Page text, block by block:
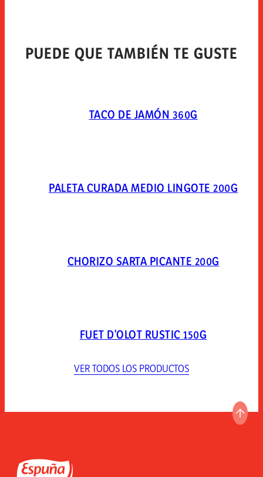
PUEDE QUE TAMBIÉN TE GUSTE
TACO DE JAMÓN 360G
PALETA CURADA MEDIO LINGOTE 200G
CHORIZO SARTA PICANTE 200G
FUET D'OLOT RUSTIC 150G
VER TODOS LOS PRODUCTOS
Espuña
IR